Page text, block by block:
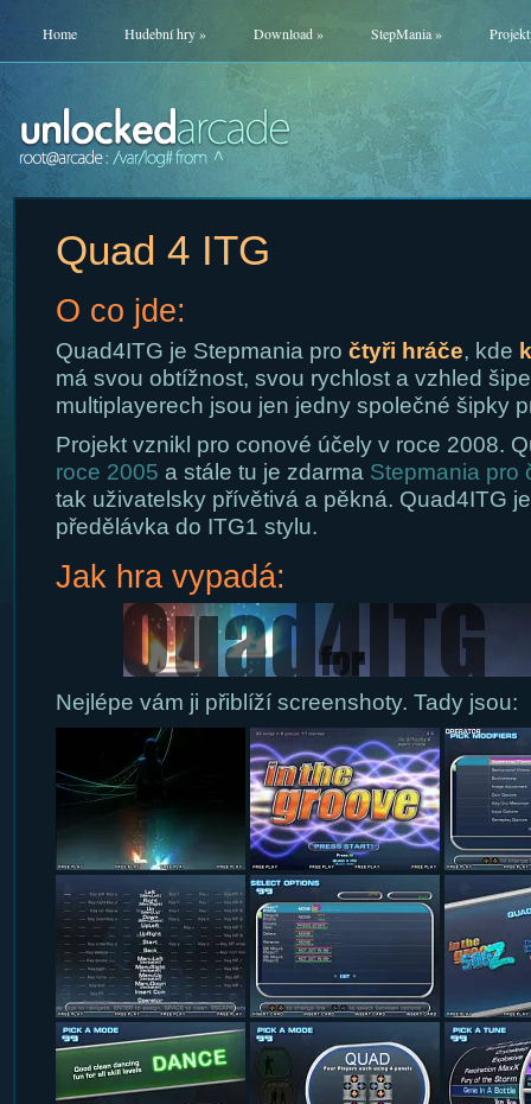
Home Hudební hry» Download» StepMania»
Quad 4 ITG
O co jde:
Quad4ITG je Stepmania pro čtyři hráče, kde
má svou obtížnost, svou rychlost a vzhled
multiplayerech jsou jen jedny společné šipky
Projekt vznikl pro conové účely v roce 2008.
roce 2005 a stále tu je zdarma Stepmania pro
tak uživatelsky přívětivá a pěkná. Quad4ITG
předělávka do ITG1 stylu.
Jak hra vypadá:
Nejlépe vám ji přiblíží screenshoty. Tady jsou: